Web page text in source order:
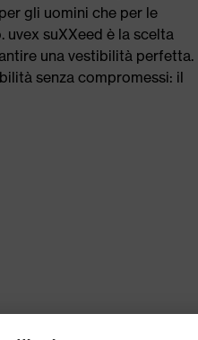
gli uomini che per le
suXXeed è la scelta
una vestibilità perfetta.
senza compromessi: il